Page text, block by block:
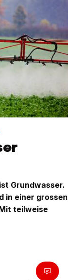
Grundwasser.
in einer grossen
teilweise